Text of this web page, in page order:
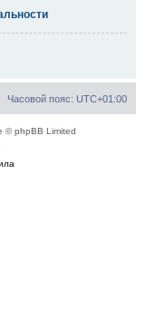
Часовой пояс: UTC+01:00
© phpBB Limited